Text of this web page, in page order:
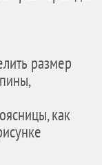
размер
как